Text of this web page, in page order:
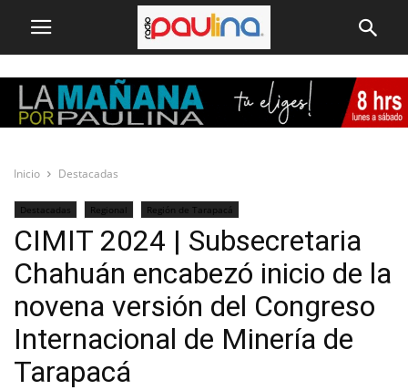
Inicio Destacadas
Destacadas Regional Región de Tarapacá
CIMIT 2024 | Subsecretaria
Chahuán encabezó inicio de la
novena versión del Congreso
Internacional de Minería de
Tarapacá